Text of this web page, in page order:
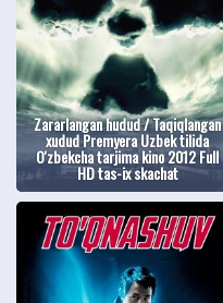
Zararlangan hudud / Taqiqlangan
xudud Premyera Uzbek tilida
O'zbekcha tarjima kino 2012 Full
HD tas-ix skachat